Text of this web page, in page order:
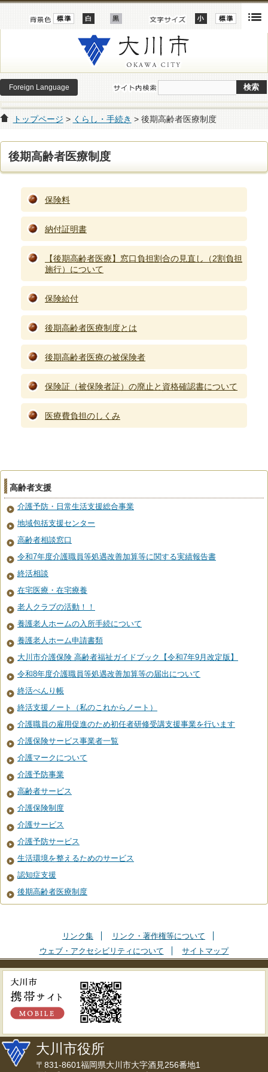
Foreign Language
トップページ > くらし・手続き > 後期高齢者医療制度
後期高齢者医療制度
保険料
納付証明書
【後期高齢者医療】窓口負担割合の見直し（2割負担
施行）について
保険給付
後期高齢者医療制度とは
後期高齢者医療の被保険者
保険証（被保険者証）の廃止と資格確認書について
医療費負担のしくみ
高齢者支援
介護予防・日常生活支援総合事業
地域包括支援センター
高齢者相談窓口
令和7年度介護職員等処遇改善加算等に関する実績報告書
終活相談
在宅医療・在宅療養
老人クラブの活動！！
養護老人ホームの入所手続について
養護老人ホーム申請書類
大川市介護保険 高齢者福祉ガイドブック【令和7年9月改定版】
令和8年度介護職員等処遇改善加算等の届出について
終活べんり帳
終活支援ノート（私のこれからノート）
介護職員の雇用促進のため初任者研修受講支援事業を行います
介護保険サービス事業者一覧
介護マークについて
介護予防事業
高齢者サービス
介護保険制度
介護サービス
介護予防サービス
生活環境を整えるためのサービス
認知症支援
後期高齢者医療制度
リンク集
リンク・著作権等について
ウェブ・アクセシビリティについて
サイトマップ
大川市役所
〒831-8601福岡県大川市大字酒見256番地1